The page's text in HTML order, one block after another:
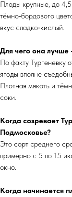
Плоды крупные, до
тёмно‑бордового
вкус сладко‑кислый.
Для чего она лучше
По факту Тургеневку
ягоды вполне
Плотная мякоть и
соки.
Когда созревает
Подмосковье?
Это сорт среднего
примерно с 5 по 15
окно.
Когда начинается